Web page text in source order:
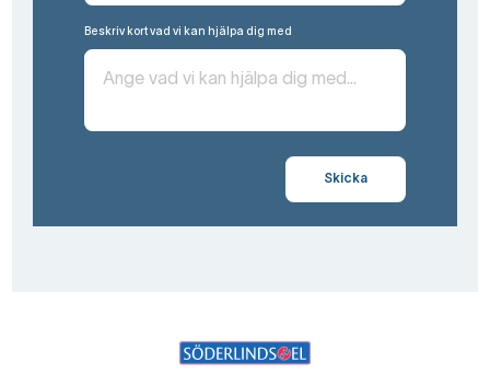
Beskriv kort vad vi kan hjälpa dig med
Skicka